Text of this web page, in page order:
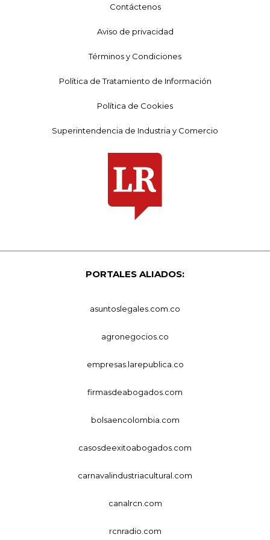
Contáctenos
Aviso de privacidad
Términos y Condiciones
Política de Tratamiento de Información
Política de Cookies
Superintendencia de Industria y Comercio
PORTALES ALIADOS:
asuntoslegales.com.co
agronegocios.co
empresas.larepublica.co
firmasdeabogados.com
bolsaencolombia.com
casosdeexitoabogados.com
carnavalindustriacultural.com
canalrcn.com
rcnradio.com